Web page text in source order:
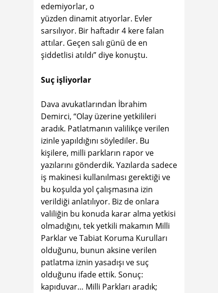
edemiyorlar, o
yüzden dinamit atıyorlar. Evler
sarsılıyor. Bir haftadır 4 kere falan
attılar. Geçen salı günü de en
şiddetlisi atıldı” diye konuştu.
Suç işliyorlar
Dava avukatlarından İbrahim
Demirci, “Olay üzerine yetkilileri
aradık. Patlatmanın valilikçe verilen
izinle yapıldığını söylediler. Bu
kişilere, milli parkların rapor ve
yazılarını gönderdik. Yazılarda sadece
iş makinesi kullanılması gerektiği ve
bu koşulda yol çalışmasına izin
verildiği anlatılıyor. Biz de onlara
valiliğin bu konuda karar alma yetkisi
olmadığını, tek yetkili makamın Milli
Parklar ve Tabiat Koruma Kurulları
olduğunu, bunun aksine verilen
patlatma iznin yasadışı ve suç
olduğunu ifade ettik. Sonuç:
kapıduvar… Milli Parkları aradık;